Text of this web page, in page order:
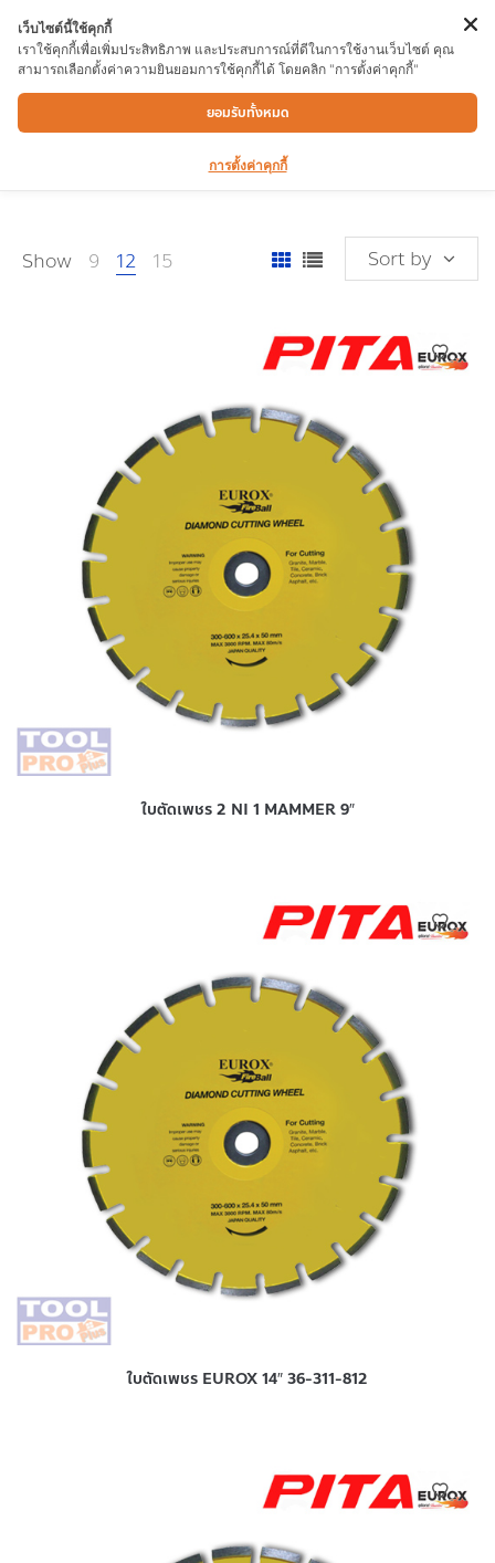
ใบตัด/ใบเลื่อย
Show 9 12 15 Sort by
ใบตัดเพชร 2 NI 1 MAMMER 9″
ใบตัดเพชร EUROX 14″ 36-311-812
เว็บไซต์นี้ใช้คุกกี้
เราใช้คุกกี้เพื่อเพิ่มประสิทธิภาพ และประสบการณ์ที่ดีในการใช้งานเว็บไซต์ คุณ
สามารถเลือกตั้งค่าความยินยอมการใช้คุกกี้ได้ โดยคลิก "การตั้งค่าคุกกี้"
ยอมรับทั้งหมด
การตั้งค่าคุกกี้